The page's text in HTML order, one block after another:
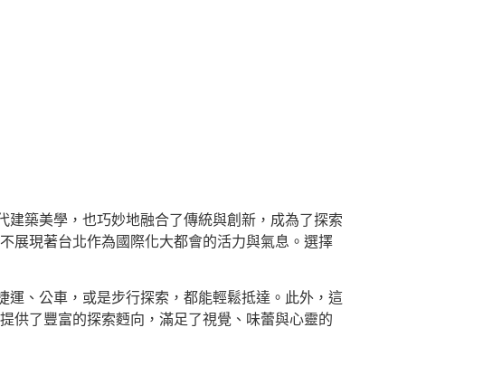
建築美學，也巧妙地融合了傳統與創新，成為了探索
展現著台北作為國際化大都會的活力與氣息。選擇
運、公車，或是步行探索，都能輕鬆抵達。此外，這
供了豐富的探索麪向，滿足了視覺、味蕾與心靈的